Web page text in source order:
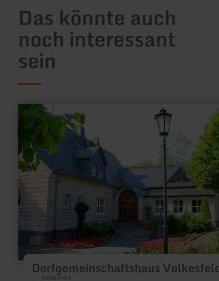
Das könnte auch
noch interessant
sein
Dorfgemeinschaftshaus
Volkesfeld
erfahren
Dorfgemeinschaftshaus